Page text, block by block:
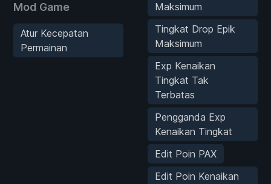
Mod Game
Atur Kecepatan
Permainan
Maksimum
Tingkat Drop Epik
Maksimum
Exp Kenaikan
Tingkat Tak
Terbatas
Pengganda Exp
Kenaikan Tingkat
Edit Poin PAX
Edit Poin Kenaikan